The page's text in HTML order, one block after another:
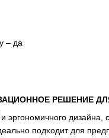
– да
РЕШЕНИЕ
эргономичного дизайна,
подходит для